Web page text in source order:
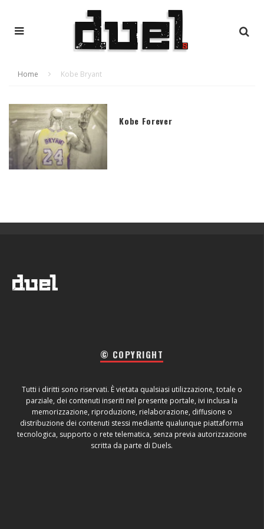
Home Kobe Bryant
Kobe Forever
© COPYRIGHT
Tutti i diritti sono riservati. È vietata qualsiasi utilizzazione, totale o
parziale, dei contenuti inseriti nel presente portale, ivi inclusa la
memorizzazione, riproduzione, rielaborazione, diffusione o
distribuzione dei contenuti stessi mediante qualunque piattaforma
tecnologica, supporto o rete telematica, senza previa autorizzazione
scritta da parte di Duels.